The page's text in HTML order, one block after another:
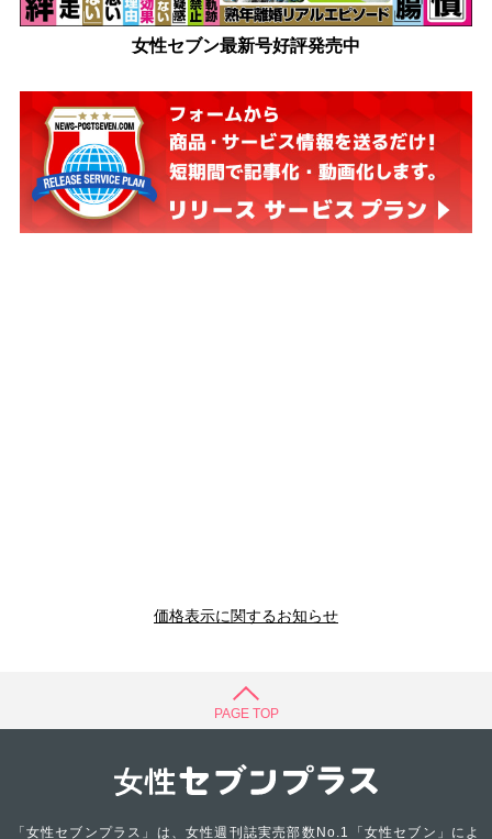
女性セブン最新号好評発売中
価格表示に関するお知らせ
PAGE TOP
「女性セブンプラス」は、女性週刊誌実売部数No.1「女性セブン」によ